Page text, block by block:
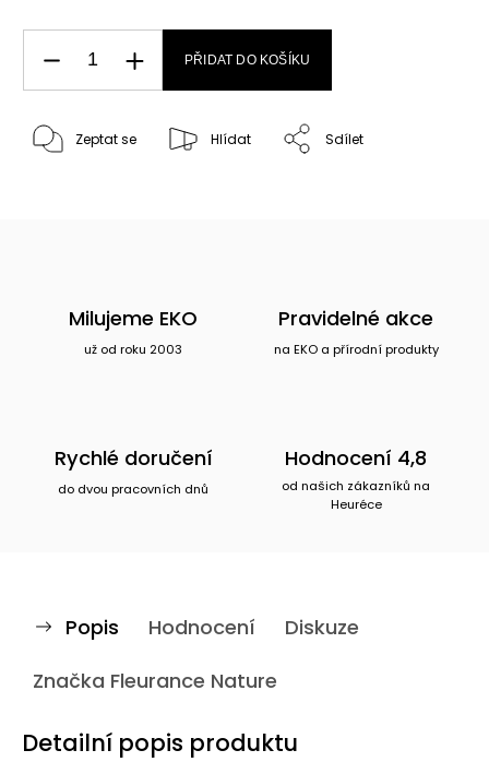
PŘIDAT DO KOŠÍKU
Zeptat se Hlídat Sdílet
Milujeme EKO
už od roku 2003
Pravidelné akce
na EKO a přírodní produkty
Rychlé doručení
do dvou pracovních dnů
Hodnocení 4,8
od našich zákazníků na
Heuréce
Popis Hodnocení
Diskuze
Značka Fleurance Nature
Detailní popis produktu